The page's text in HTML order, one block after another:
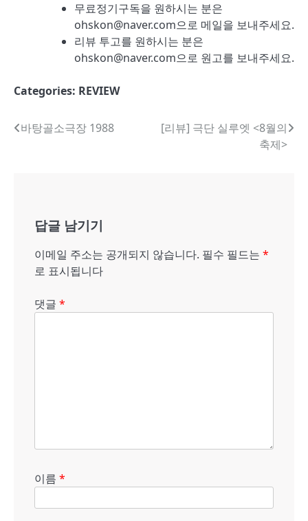
무료정기구독을 원하시는 분은
ohskon@naver.com으로 메일을 보내주세요.
리뷰 투고를 원하시는 분은
ohskon@naver.com으로 원고를 보내주세요.
Categories: REVIEW
글바탕골소극장 1988
[리뷰] 극단 실루엣 <8월의
축제>
답글 남기기
이메일 주소는 공개되지 않습니다. 필수 필드는 *
로 표시됩니다
댓글 *
이름 *